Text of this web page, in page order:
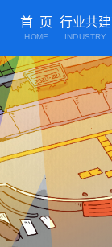
首 页
HOME
行业共建
INDUSTRY